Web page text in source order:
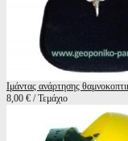
Ιμάντας ανάρτησης
8,00 € / Τεμάχιο